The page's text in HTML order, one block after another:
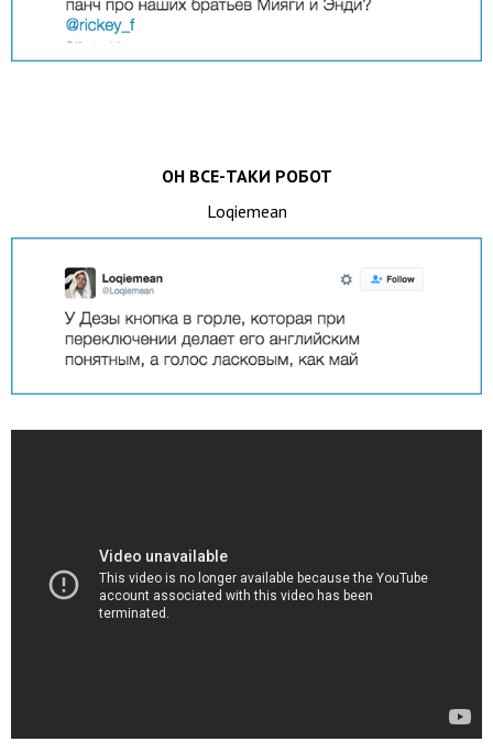
ОН ВСЕ-ТАКИ РОБОТ
Loqiemean